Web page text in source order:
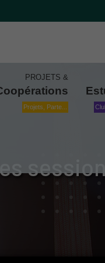
PROJETS &
Projets, Parte...